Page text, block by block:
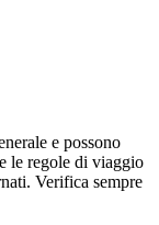
e possono
le regole di viaggio
Verifica sempre